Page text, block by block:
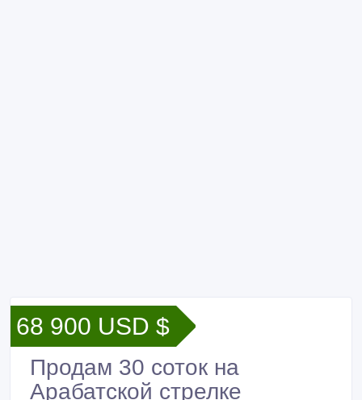
68 900 USD $
Продам 30 соток на
Арабатской стрелке